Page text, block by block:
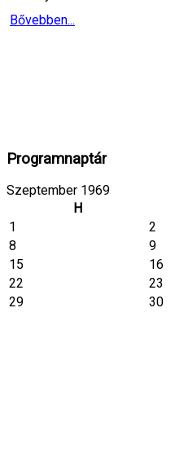
Bővebben...
Programnaptár
Szeptember 1969
H
1
2
8
9
15
16
22
23
29
30